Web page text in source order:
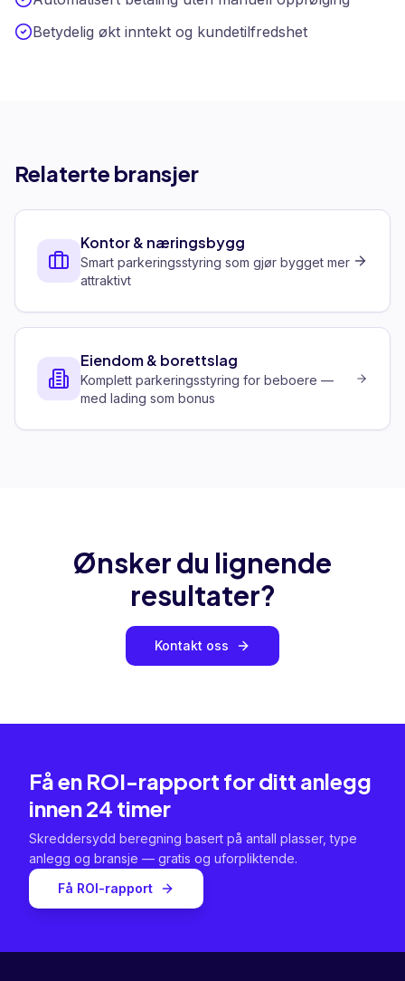
Betydelig økt inntekt og kundetilfredshet
Relaterte bransjer
Kontor & næringsbygg
Smart parkeringsstyring som gjør bygget mer
attraktivt
Eiendom & borettslag
Komplett parkeringsstyring for beboere —
med lading som bonus
Ønsker du lignende
resultater?
Kontakt oss
Få en ROI-rapport for ditt anlegg
innen 24 timer
Skreddersydd beregning basert på antall plasser, type
anlegg og bransje — gratis og uforpliktende.
Få ROI-rapport